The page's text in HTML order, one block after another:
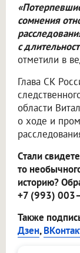
сомнения
с
отметили в
Глава СК
области
о ходе и
Стали
то
историю?
+7 (993)
Также
Дзен,